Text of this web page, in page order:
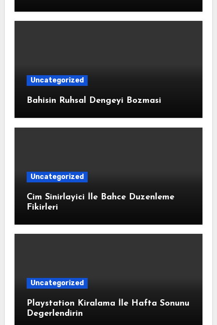
Uncategorized
Bahisin Ruhsal Dengeyi Bozmasi
Uncategorized
Cim Sinirlayici İle Bahce Duzenleme
Fikirleri
Uncategorized
Playstation Kiralama İle Hafta Sonunu
Degerlendirin